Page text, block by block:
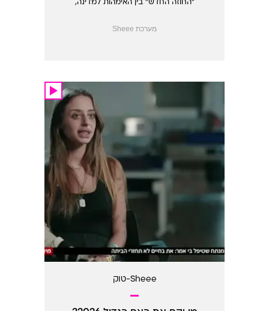
"החוזה החדש" בין האימהות למדינה,
בקבלת החלטות
מערכת Sheee
Sheee-טוק